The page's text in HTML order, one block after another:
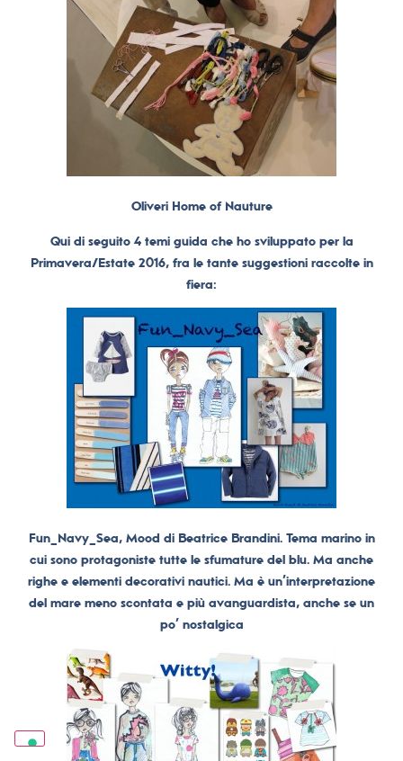
Oliveri Home of Nauture
Qui di seguito 4 temi guida che ho sviluppato per la
Primavera/Estate 2016, fra le tante suggestioni raccolte in
fiera:
Fun_Navy_Sea, Mood di Beatrice Brandini. Tema marino in
cui sono protagoniste tutte le sfumature del blu. Ma anche
righe e elementi decorativi nautici. Ma è un’interpretazione
del mare meno scontata e più avanguardista, anche se un
po’ nostalgica